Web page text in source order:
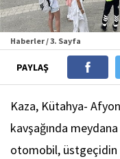
Haberler / 3. Sayfa
PAYLAŞ
Kaza, Kütahya-
kavşağında
otomobil, üstgeçidin